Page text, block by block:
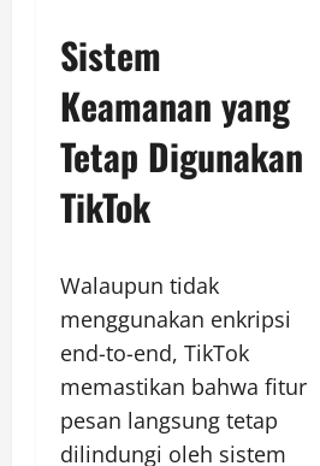
Sistem
Keamanan yang
Tetap Digunakan
TikTok
Walaupun tidak
menggunakan enkripsi
end-to-end, TikTok
memastikan bahwa fitur
pesan langsung tetap
dilindungi oleh sistem